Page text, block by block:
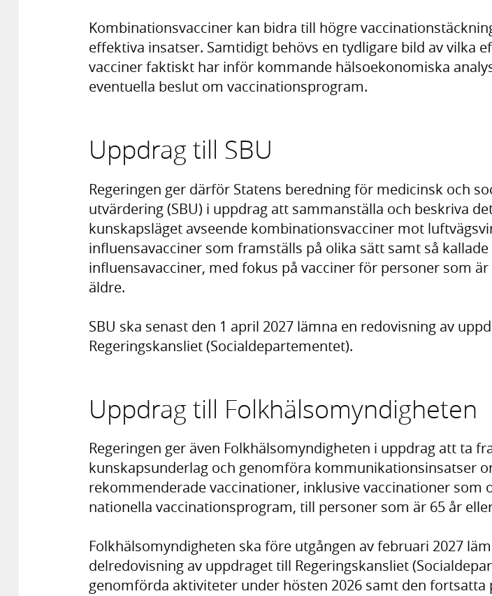
Kombinationsvacciner kan bidra till högre
effektiva insatser. Samtidigt behövs en tydligare bild av vilka
vacciner faktiskt har inför kommande hälsoekonomiska
eventuella beslut om vaccinationsprogram.
Uppdrag till SBU
Regeringen ger därför Statens beredning för medicinsk och
utvärdering (SBU) i uppdrag att sammanställa och beskriva
kunskapsläget avseende kombinationsvacciner mot
influensavacciner som framställs på olika sätt samt så
influensavacciner, med fokus på vacciner för personer som är
äldre.
SBU ska senast den 1 april 2027 lämna en redovisning av
Regeringskansliet (Socialdepartementet).
Uppdrag till Folkhälsomyndigheten
Regeringen ger även Folkhälsomyndigheten i uppdrag att ta
kunskapsunderlag och genomföra kommunikationsinsatser
rekommenderade vaccinationer, inklusive vaccinationer som
nationella vaccinationsprogram, till personer som är 65 år
Folkhälsomyndigheten ska före utgången av februari 2027
delredovisning av uppdraget till Regeringskansliet
genomförda aktiviteter under hösten 2026 samt den fortsatta